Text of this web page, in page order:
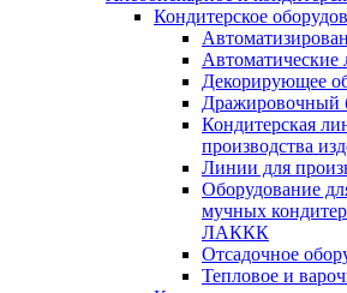
Кондитерское
Автоматические
Декорирующее
Дражировочный
Кондитерская
производства
Линии для
Оборудование
мучных
ЛАККК
Отсадочное
Тепловое и